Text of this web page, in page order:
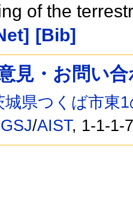
of the
[Bib]
見・お問い
城県つくば市東
GSJ/AIST, 1-1-1-